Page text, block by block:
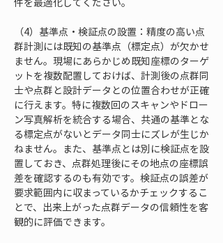
（4）基準点・検証点の設置：精度の高い点
群計測には既知の基準点（標定点）が欠かせ
ません。現場にあらかじめ既知座標のターゲ
ットを複数配置しておけば、計測後の点群同
士や点群と設計データとの位置合わせが正確
に行えます。特に複数回のスキャンやドロー
ン写真解析を統合する場合、共通の基準とな
る標定点がないとデータ同士にズレが生じか
ねません。また、基準点とは別に検証点を設
置しておき、点群処理後にその地点の座標誤
差を確認するのも有効です。検証点の誤差が
要求範囲内に収まっているかチェックするこ
とで、出来上がった点群データの信頼性を客
観的に評価できます。